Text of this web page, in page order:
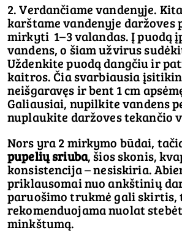
2. Verdančiame vandenyje.
karštame vandenyje daržoves
mirkyti 1–3 valandas. Į puodą
vandens, o šiam užvirus
Uždenkite puodą dangčiu ir
kaitros. Čia svarbiausia
neišgaravęs ir bent 1 cm
Galiausiai, nupilkite vandens
nuplaukite daržoves tekančio
Nors yra 2 mirkymo būdai,
pupelių sriuba, šios skonis,
konsistencija – nesiskiria.
priklausomai nuo ankštinių
paruošimo trukmė gali skirtis,
rekomenduojama nuolat
minkštumą.